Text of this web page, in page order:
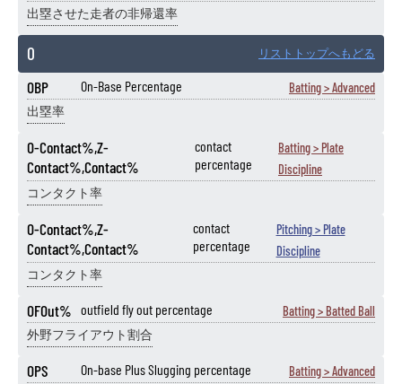
出塁させた走者の非帰還率
O リストトップへもどる
OBP On-Base Percentage Batting > Advanced
出塁率
O-Contact%,Z-
Contact%,Contact%
contact
percentage
Batting > Plate
Discipline
コンタクト率
O-Contact%,Z-
Contact%,Contact%
contact
percentage
Pitching > Plate
Discipline
コンタクト率
OFOut% outfield fly out percentage Batting > Batted Ball
外野フライアウト割合
OPS On-base Plus Slugging percentage Batting > Advanced